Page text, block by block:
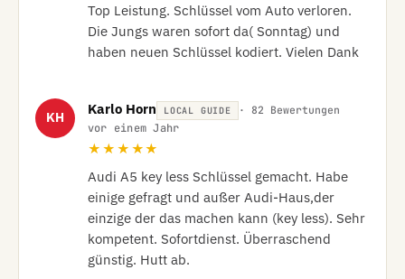
Top Leistung. Schlüssel vom Auto verloren.
Die Jungs waren sofort da( Sonntag) und
haben neuen Schlüssel kodiert. Vielen Dank
KH
Karlo Horn LOCAL GUIDE · 82 Bewertungen
vor einem Jahr
★★★★★
Audi A5 key less Schlüssel gemacht. Habe
einige gefragt und außer Audi-Haus,der
einzige der das machen kann (key less). Sehr
kompetent. Sofortdienst. Überraschend
günstig. Hutt ab.